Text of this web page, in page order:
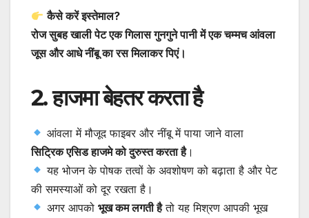
कैसे करें इस्तेमाल?
रोज सुबह खाली पेट एक गिलास गुनगुने पानी में एक चम्मच आंवला
जूस और आधे नींबू का रस मिलाकर पिएं।
2. हाजमा बेहतर करता है
आंवला में मौजूद फाइबर और नींबू में पाया जाने वाला
सिट्रिक एसिड हाजमे को दुरुस्त करता है।
यह भोजन के पोषक तत्वों के अवशोषण को बढ़ाता है और पेट
की समस्याओं को दूर रखता है।
अगर आपकोभूख कम लगती हैतो यह मिश्रण आपकी भूख